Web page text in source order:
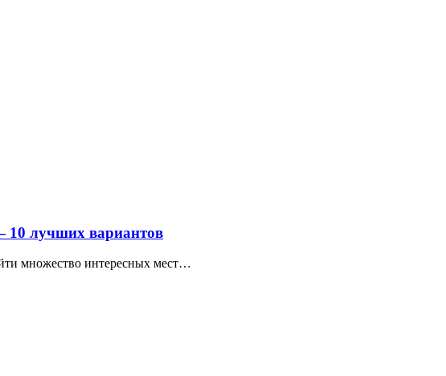
10 лучших вариантов
множество интересных мест…